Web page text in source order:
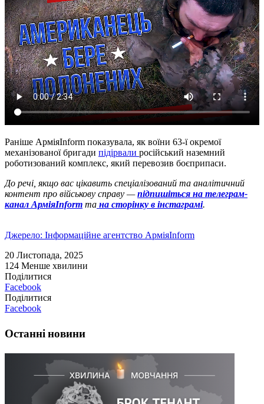
Раніше АрміяInform показувала, як воїни 63-ї окремої
механізованої бригади підірвали російський наземний
роботизований комплекс, який перевозив боєприпаси.
До речі, якщо вас цікавить спеціалізований та аналітичний
контент про військову справу —підпишіться на телеграм-
канал АрміяInform та на сторінку в інстаграмі.
Джерело: Інформаційне агентство АрміяInform
20 Листопада, 2025
124 Менше хвилини
Поділитися
Facebook
Поділитися
Facebook
Останні новини